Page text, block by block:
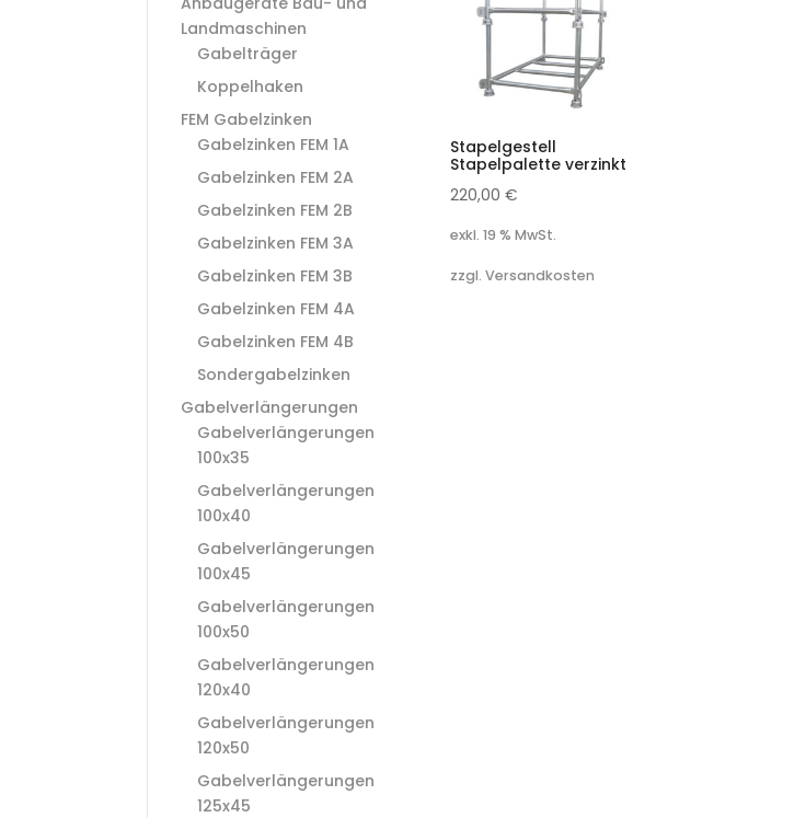
Landmaschinen
Gabelträger
Koppelhaken
FEM Gabelzinken
Gabelzinken FEM 1A
Gabelzinken FEM 2A
Gabelzinken FEM 2B
Gabelzinken FEM 3A
Gabelzinken FEM 3B
Gabelzinken FEM 4A
Gabelzinken FEM 4B
Sondergabelzinken
Gabelverlängerungen
Gabelverlängerungen
100x35
Gabelverlängerungen
100x40
Gabelverlängerungen
100x45
Gabelverlängerungen
100x50
Gabelverlängerungen
120x40
Gabelverlängerungen
120x50
Gabelverlängerungen
125x45
Stapelgestell
Stapelpalette verzinkt
220,00€
exkl. 19 % MwSt.
zzgl. Versandkosten